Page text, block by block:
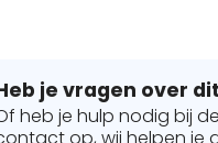
je vragen over
heb je hulp nodig bij